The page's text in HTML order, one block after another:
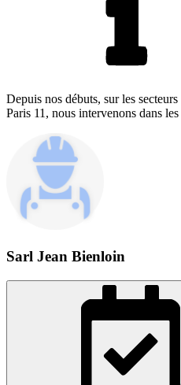
Depuis nos débuts, sur les
Paris 11, nous intervenons dans
Sarl Jean Bienloin